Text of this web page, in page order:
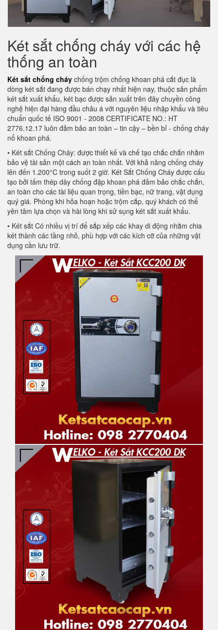
Két sắt chống cháy với các hệ
thống an toàn
Két sắt chống cháy chống trộm chống khoan phá cắt đục là
dòng két sắt đang được bán chạy nhất hiện nay, thuộc sản phẩm
két sắt xuất khẩu, két bạc được sản xuất trên đây chuyền công
nghệ hiện đại hàng đầu châu á với nguyên liệu nhập khẩu và tiêu
chuẩn quốc tế ISO 9001 - 2008 CERTIFICATE NO.: HT
2776.12.17 luôn đảm bảo an toàn – tin cậy – bền bỉ - chống cháy
nổ khoan phá.
• Két sắt Chống Cháy: được thiết kế và chế tạo chắc chắn nhằm
bảo vệ tài sản một cách an toàn nhất. Với khả năng chống cháy
lên đến 1.200°C trong suốt 2 giờ. Két Sắt Chống Cháy được cấu
tạo bởi tấm thép dày chống đập khoan phá đảm bảo chắc chắn,
an toàn cho các tài liệu quan trọng, tiền bạc, nữ trang, vật dụng
quý giá. Phòng khi hỏa hoạn hoặc trộm cắp, quý khách có thể
yên tâm lựa chọn và hài lòng khi sử sụng két sắt xuất khẩu.
• Két sắt Có nhiều vị trí để sắp xếp các khay di động nhằm chia
két thành các tầng nhỏ, phù hợp với các kích cỡ của những vật
dụng cần lưu trữ.